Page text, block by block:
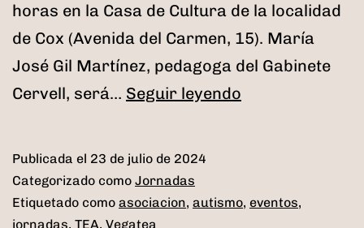
horas en la Casa de Cultura de la localidad
de Cox (Avenida del Carmen, 15). María
José Gil Martínez, pedagoga del Gabinete
Cervell, será… Seguir leyendo
Autismo
Publicada el 23 de julio de 2024
Categorizado como Jornadas
Etiquetado como asociacion, autismo, eventos,
jornadas, TEA, Vegatea